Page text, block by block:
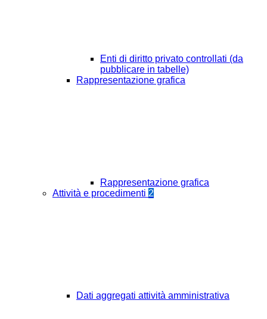
Enti di diritto privato controllati (da
pubblicare in tabelle)
Rappresentazione grafica
Rappresentazione grafica
Attività e procedimenti 2
Dati aggregati attività amministrativa